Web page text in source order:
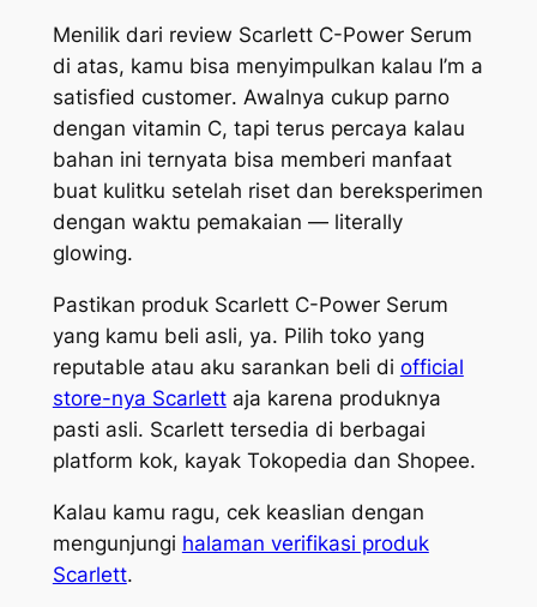
Menilik dari review Scarlett C-Power Serum
di atas, kamu bisa menyimpulkan kalau I’m a
satisfied customer. Awalnya cukup parno
dengan vitamin C, tapi terus percaya kalau
bahan ini ternyata bisa memberi manfaat
buat kulitku setelah riset dan bereksperimen
dengan waktu pemakaian — literally
glowing.
Pastikan produk Scarlett C-Power Serum
yang kamu beli asli, ya. Pilih toko yang
reputable atau aku sarankan beli di official
store-nya Scarlettaja karena produknya
pasti asli. Scarlett tersedia di berbagai
platform kok, kayak Tokopedia dan Shopee.
Kalau kamu ragu, cek keaslian dengan
mengunjungi halaman verifikasi produk
Scarlett.